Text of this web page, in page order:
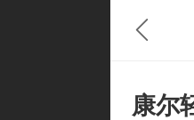
康尔